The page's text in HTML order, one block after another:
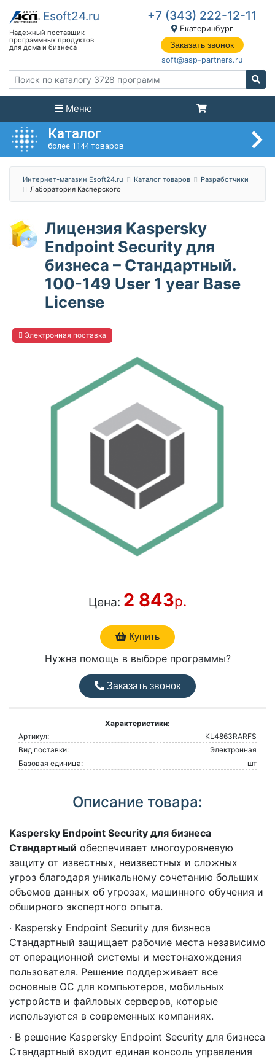
+7 (343) 222-12-11
Екатеринбург
Заказать звонок
soft@asp-partners.ru
Меню
Каталог
более 1144 товаров
Интернет-магазин Esoft24.ru Каталог товаров
Разработчики
Лаборатория Касперского
Лицензия Kaspersky
Endpoint Security для
бизнеса – Стандартный.
100-149 User 1 year Base
License
Электронная поставка
Цена: 2 843р.
Купить
Нужна помощь в выборе программы?
Заказать звонок
Характеристики:
Артикул:
KL4863RARFS
Вид поставки:
Электронная
Базовая единица:
шт
Описание товара:
Kaspersky Endpoint Security для бизнеса
Стандартный обеспечивает многоуровневую
защиту от известных, неизвестных и сложных
угроз благодаря уникальному сочетанию больших
объемов данных об угрозах, машинного обучения и
обширного экспертного опыта.
· Kaspersky Endpoint Security для бизнеса
Стандартный защищает рабочие места независимо
от операционной системы и местонахождения
пользователя. Решение поддерживает все
основные ОС для компьютеров, мобильных
устройств и файловых серверов, которые
используются в современных компаниях.
· В решение Kaspersky Endpoint Security для бизнеса
Стандартный входит единая консоль управления